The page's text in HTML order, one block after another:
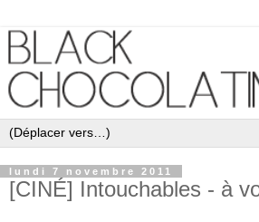
lundi 7 novembre 2011
[CINÉ] Intouchables - à